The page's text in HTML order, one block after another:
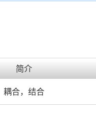
简介
耦合，结合